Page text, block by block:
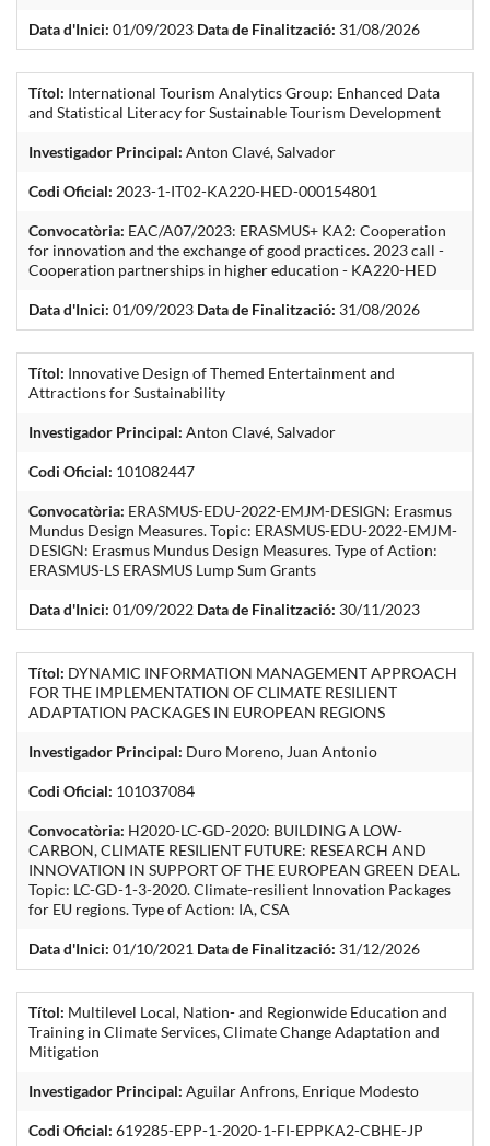
Data d'Inici: 01/09/2023 Data de Finalització: 31/08/2026
Títol: International Tourism Analytics Group: Enhanced Data
and Statistical Literacy for Sustainable Tourism Development
Investigador Principal: Anton Clavé, Salvador
Codi Oficial: 2023-1-IT02-KA220-HED-000154801
Convocatòria: EAC/A07/2023: ERASMUS+ KA2: Cooperation
for innovation and the exchange of good practices. 2023 call -
Cooperation partnerships in higher education - KA220-HED
Data d'Inici: 01/09/2023 Data de Finalització: 31/08/2026
Títol: Innovative Design of Themed Entertainment and
Attractions for Sustainability
Investigador Principal: Anton Clavé, Salvador
Codi Oficial: 101082447
Convocatòria: ERASMUS-EDU-2022-EMJM-DESIGN: Erasmus
Mundus Design Measures. Topic: ERASMUS-EDU-2022-EMJM-
DESIGN: Erasmus Mundus Design Measures. Type of Action:
ERASMUS-LS ERASMUS Lump Sum Grants
Data d'Inici: 01/09/2022 Data de Finalització: 30/11/2023
Títol: DYNAMIC INFORMATION MANAGEMENT APPROACH
FOR THE IMPLEMENTATION OF CLIMATE RESILIENT
ADAPTATION PACKAGES IN EUROPEAN REGIONS
Investigador Principal: Duro Moreno, Juan Antonio
Codi Oficial: 101037084
Convocatòria: H2020-LC-GD-2020: BUILDING A LOW-
CARBON, CLIMATE RESILIENT FUTURE: RESEARCH AND
INNOVATION IN SUPPORT OF THE EUROPEAN GREEN DEAL.
Topic: LC-GD-1-3-2020. Climate-resilient Innovation Packages
for EU regions. Type of Action: IA, CSA
Data d'Inici: 01/10/2021 Data de Finalització: 31/12/2026
Títol: Multilevel Local, Nation- and Regionwide Education and
Training in Climate Services, Climate Change Adaptation and
Mitigation
Investigador Principal: Aguilar Anfrons, Enrique Modesto
Codi Oficial: 619285-EPP-1-2020-1-FI-EPPKA2-CBHE-JP